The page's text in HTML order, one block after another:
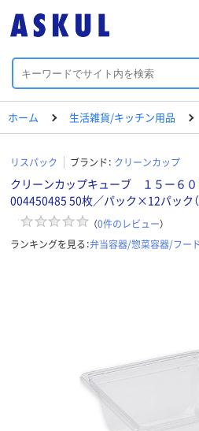
ホーム 生活雑貨/キッチン用品
リスパック ブランド： クリーンカップ
クリーンカップキューブ １５ー６
004450485 50枚／パック×12パック（
（0件のレビュー）
ランキングを見る：弁当容器/惣菜容器/フー